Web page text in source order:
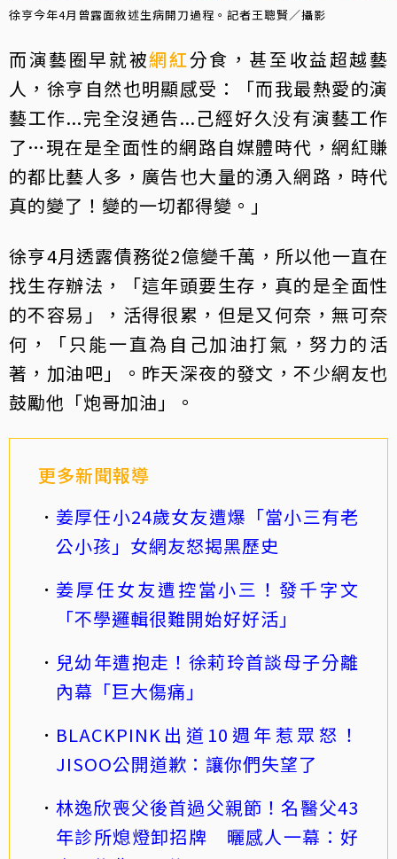
徐亨今年4月曾露面敘述生病開刀過程。記者王聰賢／攝影
而演藝圈早就被網紅分食，甚至收益超越藝
人，徐亨自然也明顯感受：「而我最熱愛的演
藝工作...完全沒通告...己經好久没有演藝工作
了…現在是全面性的網路自媒體時代，網紅賺
的都比藝人多，廣告也大量的湧入網路，時代
真的變了！變的一切都得變。」
徐亨4月透露債務從2億變千萬，所以他一直在
找生存辦法，「這年頭要生存，真的是全面性
的不容易」，活得很累，但是又何奈，無可奈
何，「只能一直為自己加油打氣，努力的活
著，加油吧」。昨天深夜的發文，不少網友也
鼓勵他「炮哥加油」。
更多新聞報導
姜厚任小24歲女友遭爆「當小三有老
公小孩」女網友怒揭黑歷史
姜厚任女友遭控當小三！發千字文
「不學邏輯很難開始好好活」
兒幼年遭抱走！徐莉玲首談母子分離
內幕「巨大傷痛」
BLACKPINK出道10週年惹眾怒！
JISOO公開道歉：讓你們失望了
林逸欣喪父後首過父親節！名醫父43
年診所熄燈卸招牌 曬感人一幕：好